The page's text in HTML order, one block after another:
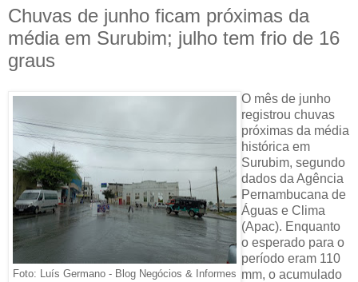
Chuvas de junho ficam próximas da
média em Surubim; julho tem frio de 16
graus
Foto: Luís Germano - Blog Negócios & Informes
O mês de junho
registrou chuvas
próximas da média
histórica em
Surubim, segundo
dados da Agência
Pernambucana de
Águas e Clima
(Apac). Enquanto
o esperado para o
período eram 110
mm, o acumulado